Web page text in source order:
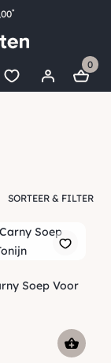
*
0
SORTEER & FILTER
Soep Voor